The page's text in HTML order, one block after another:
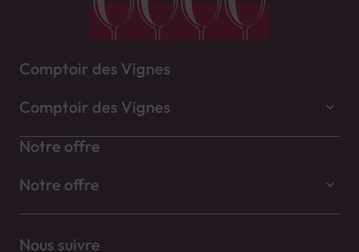
Comptoir des Vignes
Comptoir des Vignes
Notre offre
Notre offre
Nous suivre